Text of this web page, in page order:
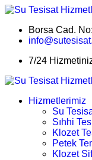
Borsa Cad.
7/24
Hizmetlerimiz
Su
Sıhhi
Klozet
Petek
Klozet